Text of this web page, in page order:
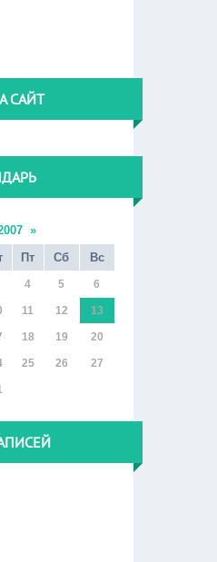
САЙТ
»
Пт Сб Вс
4 5 6
11 12 13
18 19 20
25 26 27